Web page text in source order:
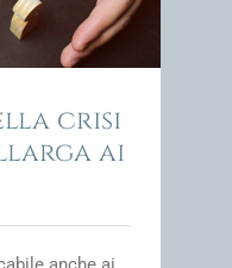
crisi
ai